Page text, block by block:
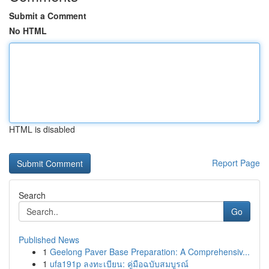
Submit a Comment
No HTML
HTML is disabled
Report Page
Search
Go
Published News
1 Geelong Paver Base Preparation: A Comprehensiv...
1 ufa191p ลงทะเบียน: คู่มือฉบับสมบูรณ์